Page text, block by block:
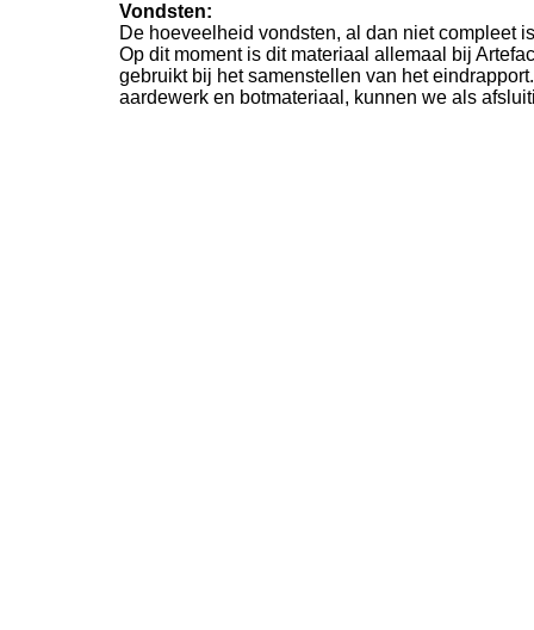
Vondsten:
De hoeveelheid vondsten, al dan niet compleet
Op dit moment is dit materiaal allemaal bij
gebruikt bij het samenstellen van het
aardewerk en botmateriaal, kunnen we als